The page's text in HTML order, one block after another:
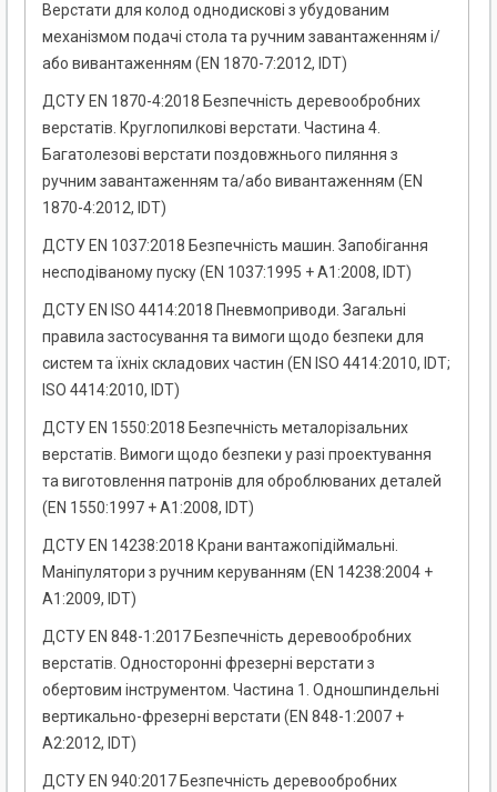
Верстати для колод однодискові з убудованим
механізмом подачі стола та ручним завантаженням і/
або вивантаженням (EN 1870-7:2012, IDT)
ДСТУ EN 1870-4:2018 Безпечність деревообробних
верстатів. Круглопилкові верстати. Частина 4.
Багатолезові верстати поздовжнього пиляння з
ручним завантаженням та/або вивантаженням (EN
1870-4:2012, IDT)
ДСТУ EN 1037:2018 Безпечність машин. Запобігання
несподіваному пуску (EN 1037:1995 + A1:2008, IDT)
ДСТУ EN ISO 4414:2018 Пневмоприводи. Загальні
правила застосування та вимоги щодо безпеки для
систем та їхніх складових частин (EN ISO 4414:2010, IDT;
ISO 4414:2010, IDT)
ДСТУ EN 1550:2018 Безпечність металорізальних
верстатів. Вимоги щодо безпеки у разі проектування
та виготовлення патронів для оброблюваних деталей
(EN 1550:1997 + А1:2008, IDT)
ДСТУ EN 14238:2018 Крани вантажопідіймальні.
Маніпулятори з ручним керуванням (EN 14238:2004 +
A1:2009, IDT)
ДСТУ EN 848-1:2017 Безпечність деревообробних
верстатів. Односторонні фрезерні верстати з
обертовим інструментом. Частина 1. Одношпиндельні
вертикально-фрезерні верстати (EN 848-1:2007 +
A2:2012, IDT)
ДСТУ EN 940:2017 Безпечність деревообробних